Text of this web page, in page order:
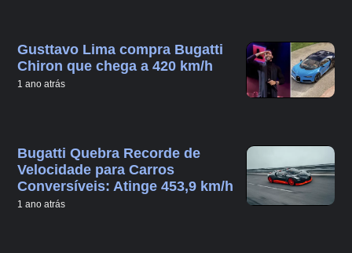
Gusttavo Lima compra Bugatti
Chiron que chega a 420 km/h
1 ano atrás
Bugatti Quebra Recorde de
Velocidade para Carros
Conversíveis: Atinge 453,9 km/h
1 ano atrás